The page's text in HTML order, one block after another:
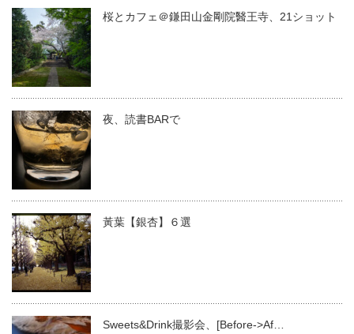
桜とカフェ＠鎌田山金剛院醫王寺、21ショット
夜、読書BARで
黃葉【銀杏】６選
Sweets&Drink撮影会、[Before->Af…